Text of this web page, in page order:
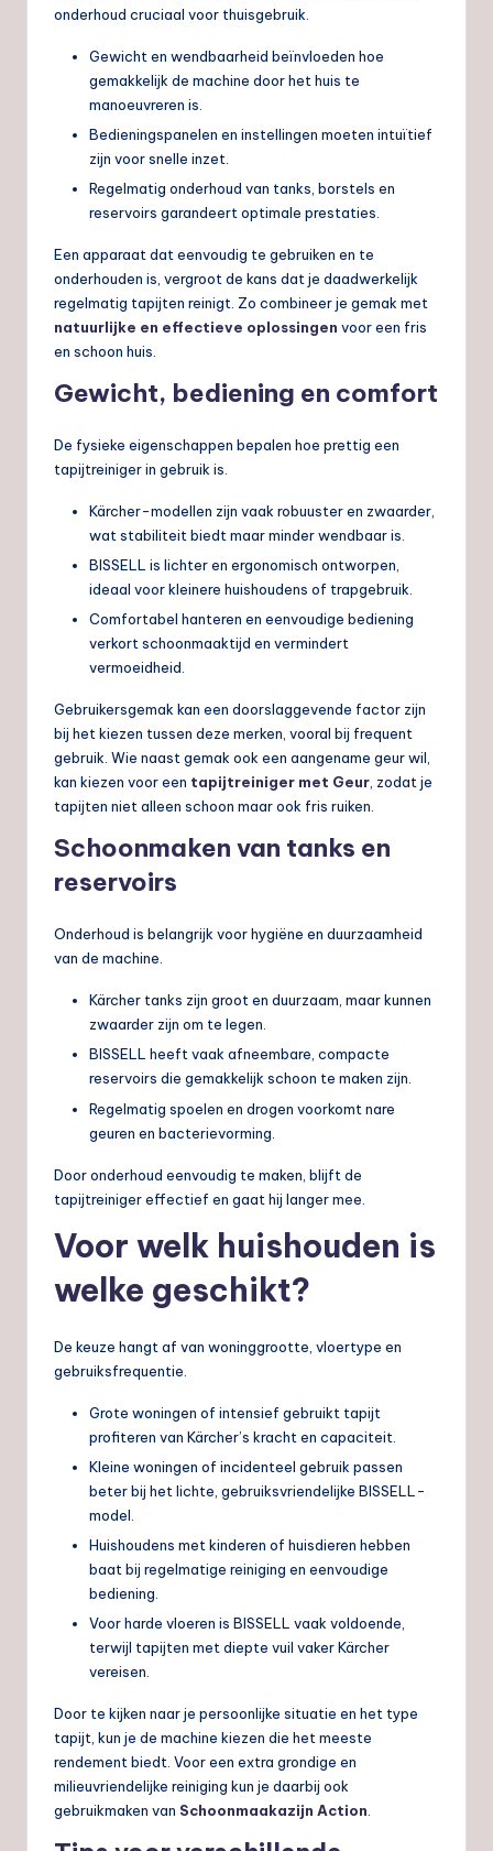
onderhoud cruciaal voor thuisgebruik.
Gewicht en wendbaarheid beïnvloeden hoe
gemakkelijk de machine door het huis te
manoeuvreren is.
Bedieningspanelen en instellingen moeten intuïtief
zijn voor snelle inzet.
Regelmatig onderhoud van tanks, borstels en
reservoirs garandeert optimale prestaties.
Een apparaat dat eenvoudig te gebruiken en te
onderhouden is, vergroot de kans dat je daadwerkelijk
regelmatig tapijten reinigt. Zo combineer je gemak met
natuurlijke en effectieve oplossingen voor een fris
en schoon huis.
Gewicht, bediening en comfort
De fysieke eigenschappen bepalen hoe prettig een
tapijtreiniger in gebruik is.
Kärcher-modellen zijn vaak robuuster en zwaarder,
wat stabiliteit biedt maar minder wendbaar is.
BISSELL is lichter en ergonomisch ontworpen,
ideaal voor kleinere huishoudens of trapgebruik.
Comfortabel hanteren en eenvoudige bediening
verkort schoonmaaktijd en vermindert
vermoeidheid.
Gebruikersgemak kan een doorslaggevende factor zijn
bij het kiezen tussen deze merken, vooral bij frequent
gebruik. Wie naast gemak ook een aangename geur wil,
kan kiezen voor een tapijtreiniger met Geur, zodat je
tapijten niet alleen schoon maar ook fris ruiken.
Schoonmaken van tanks en
reservoirs
Onderhoud is belangrijk voor hygiëne en duurzaamheid
van de machine.
Kärcher tanks zijn groot en duurzaam, maar kunnen
zwaarder zijn om te legen.
BISSELL heeft vaak afneembare, compacte
reservoirs die gemakkelijk schoon te maken zijn.
Regelmatig spoelen en drogen voorkomt nare
geuren en bacterievorming.
Door onderhoud eenvoudig te maken, blijft de
tapijtreiniger effectief en gaat hij langer mee.
Voor welk huishouden is
welke geschikt?
De keuze hangt af van woninggrootte, vloertype en
gebruiksfrequentie.
Grote woningen of intensief gebruikt tapijt
profiteren van Kärcher’s kracht en capaciteit.
Kleine woningen of incidenteel gebruik passen
beter bij het lichte, gebruiksvriendelijke BISSELL-
model.
Huishoudens met kinderen of huisdieren hebben
baat bij regelmatige reiniging en eenvoudige
bediening.
Voor harde vloeren is BISSELL vaak voldoende,
terwijl tapijten met diepte vuil vaker Kärcher
vereisen.
Door te kijken naar je persoonlijke situatie en het type
tapijt, kun je de machine kiezen die het meeste
rendement biedt. Voor een extra grondige en
milieuvriendelijke reiniging kun je daarbij ook
gebruikmaken van Schoonmaakazijn Action